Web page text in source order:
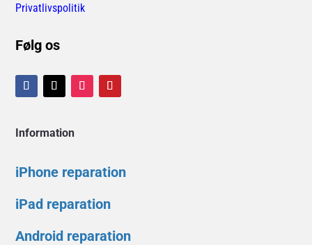
Privatlivspolitik
Følg os
Information
iPhone reparation
iPad reparation
Android reparation